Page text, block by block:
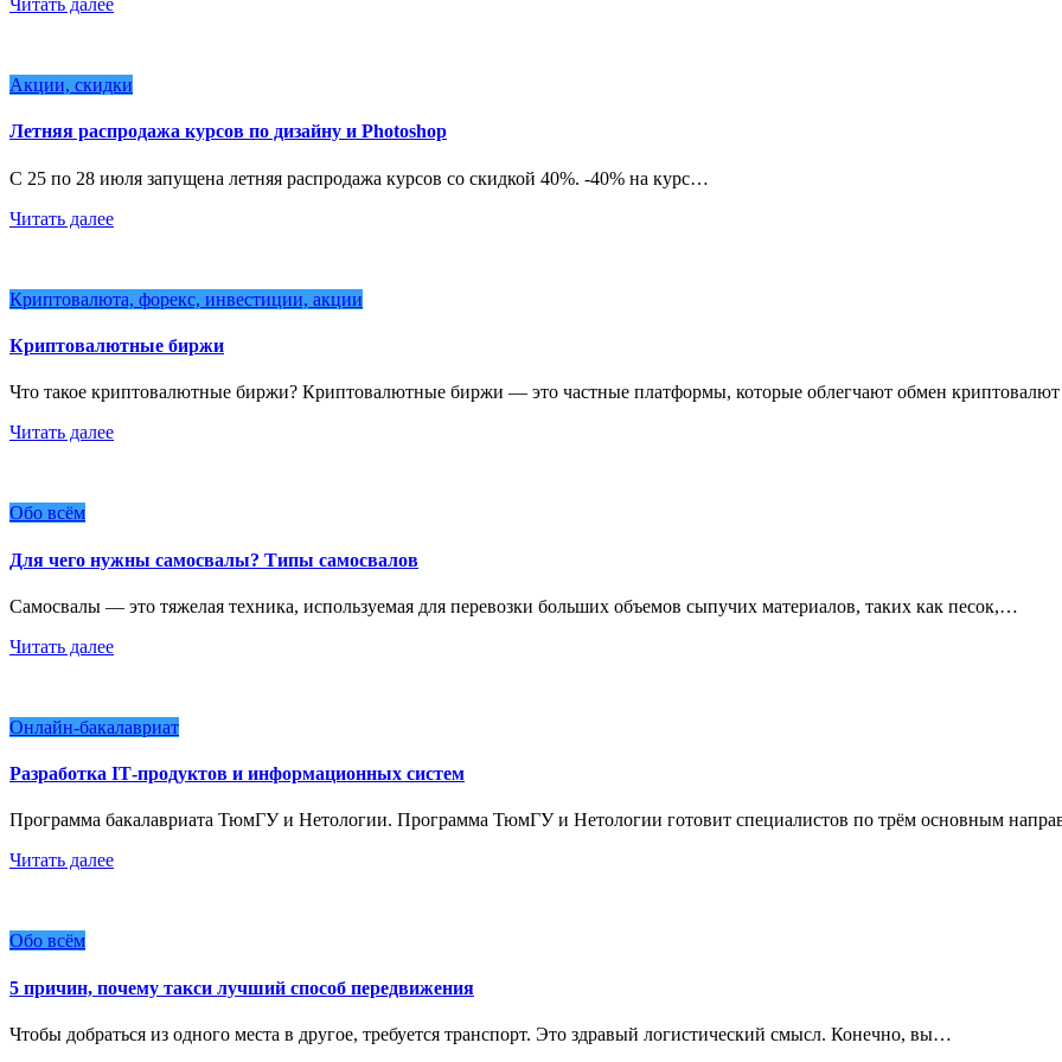
Читать далее
Акции, скидки
Летняя распродажа курсов по дизайну и Photoshop
С 25 по 28 июля запущена летняя распродажа курсов со скидкой 40%. -40% на курс…
Читать далее
Криптовалюта, форекс, инвестиции, акции
Криптовалютные биржи
Что такое криптовалютные биржи? Криптовалютные биржи — это частные платформы, которые облегчают обмен
Читать далее
Обо всём
Для чего нужны самосвалы? Типы самосвалов
Самосвалы — это тяжелая техника, используемая для перевозки больших объемов сыпучих материалов, таких как песок,…
Читать далее
Онлайн-бакалавриат
Разработка IT‑продуктов и информационных систем
Программа бакалавриата ТюмГУ и Нетологии. Программа ТюмГУ и Нетологии готовит специалистов по трём основным
Читать далее
Обо всём
5 причин, почему такси лучший способ передвижения
Чтобы добраться из одного места в другое, требуется транспорт. Это здравый логистический смысл. Конечно, вы…